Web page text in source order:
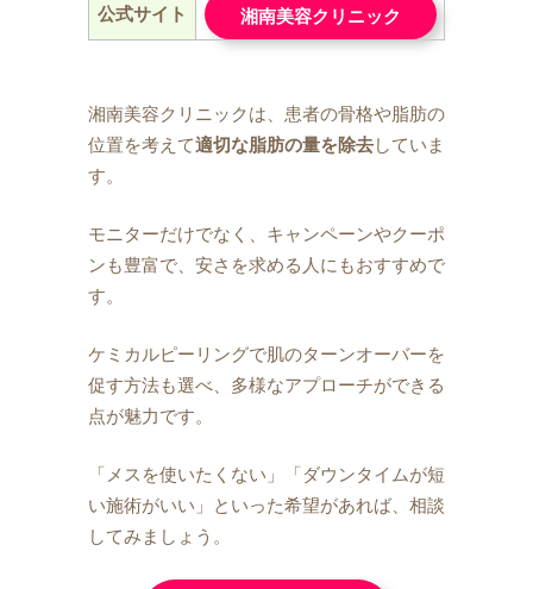
公式サイト 湘南美容クリニック
湘南美容クリニックは、患者の骨格や脂肪の
位置を考えて適切な脂肪の量を除去していま
す。
モニターだけでなく、キャンペーンやクーポ
ンも豊富で、安さを求める人にもおすすめで
す。
ケミカルピーリングで肌のターンオーバーを
促す方法も選べ、多様なアプローチができる
点が魅力です。
「メスを使いたくない」「ダウンタイムが短
い施術がいい」といった希望があれば、相談
してみましょう。